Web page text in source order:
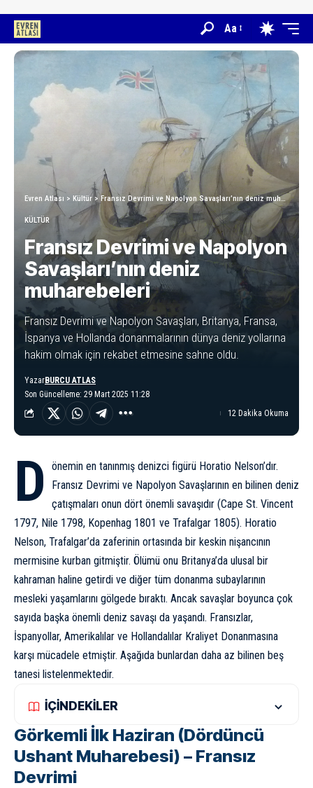
Aa
Evren Atlası > Kültür> Fransız Devrimi ve Napolyon Savaşları’nın deniz muharebeleri
KÜLTÜR
Fransız Devrimi ve Napolyon
Savaşları’nın deniz
muharebeleri
Fransız Devrimi ve Napolyon Savaşları, Britanya, Fransa,
İspanya ve Hollanda donanmalarının dünya deniz yollarına
hakim olmak için rekabet etmesine sahne oldu.
Son Güncelleme: 29 Mart 2025 11:28
YazarBURCU ATLAS
12 Dakika Okuma
D
önemin en tanınmış denizci figürü Horatio Nelson’dır.
Fransız Devrimi ve Napolyon Savaşlarının en bilinen deniz
çatışmaları onun dört önemli savaşıdır (Cape St. Vincent
1797, Nile 1798, Kopenhag 1801 ve Trafalgar 1805). Horatio
Nelson, Trafalgar’da zaferinin ortasında bir keskin nişancının
mermisine kurban gitmiştir. Ölümü onu Britanya’da ulusal bir
kahraman haline getirdi ve diğer tüm donanma subaylarının
mesleki yaşamlarını gölgede bıraktı. Ancak savaşlar boyunca çok
sayıda başka önemli deniz savaşı da yaşandı. Fransızlar,
İspanyollar, Amerikalılar ve Hollandalılar Kraliyet Donanmasına
karşı mücadele etmiştir. Aşağıda bunlardan daha az bilinen beş
tanesi listelenmektedir.
İÇİNDEKİLER
Görkemli İlk Haziran (Dördüncü
Ushant Muharebesi) – Fransız
Devrimi